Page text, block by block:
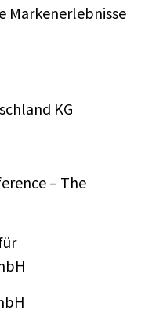
Markenerlebnisse
KG
– The